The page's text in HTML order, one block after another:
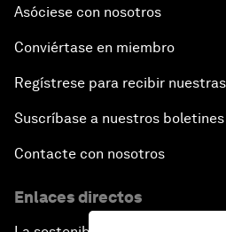
Asóciese con nosotros
Conviértase en miembro
Regístrese para recibir
Suscríbase a nuestros boletines
Contacte con nosotros
Enlaces directos